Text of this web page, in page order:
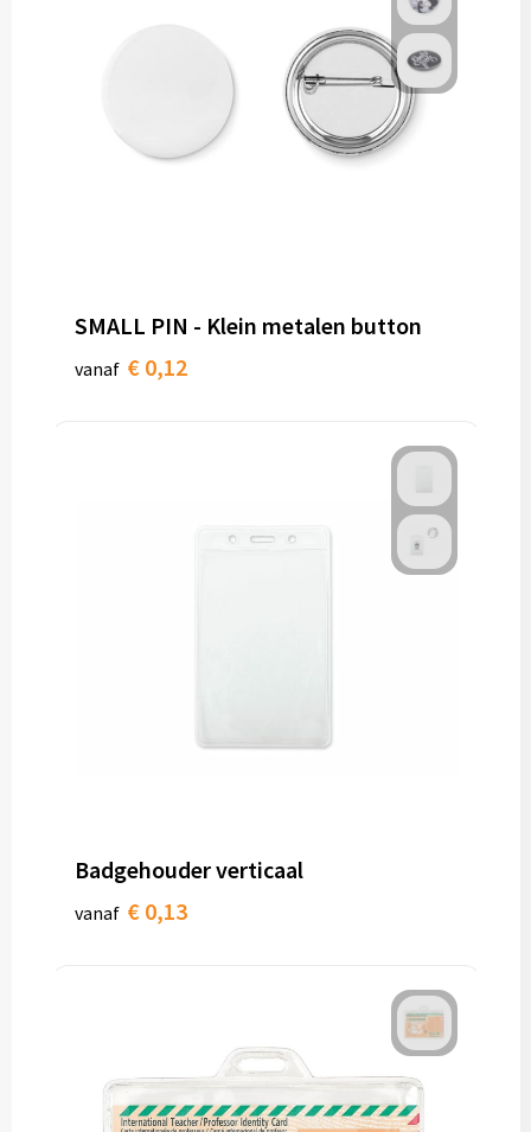
SMALL PIN - Klein metalen button
vanaf € 0,12
Badgehouder verticaal
vanaf € 0,13